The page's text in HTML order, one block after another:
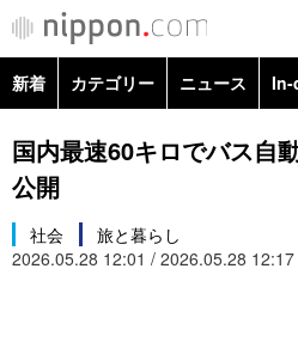
カテゴリー
新着 カテゴリー ニュース In-
政治・外交
経済・ビジネス
国際・海外
国内最速60キロでバス
公開
社会
旅と暮らし
2026.05.28 12:01 / 2026.05.28 12:17